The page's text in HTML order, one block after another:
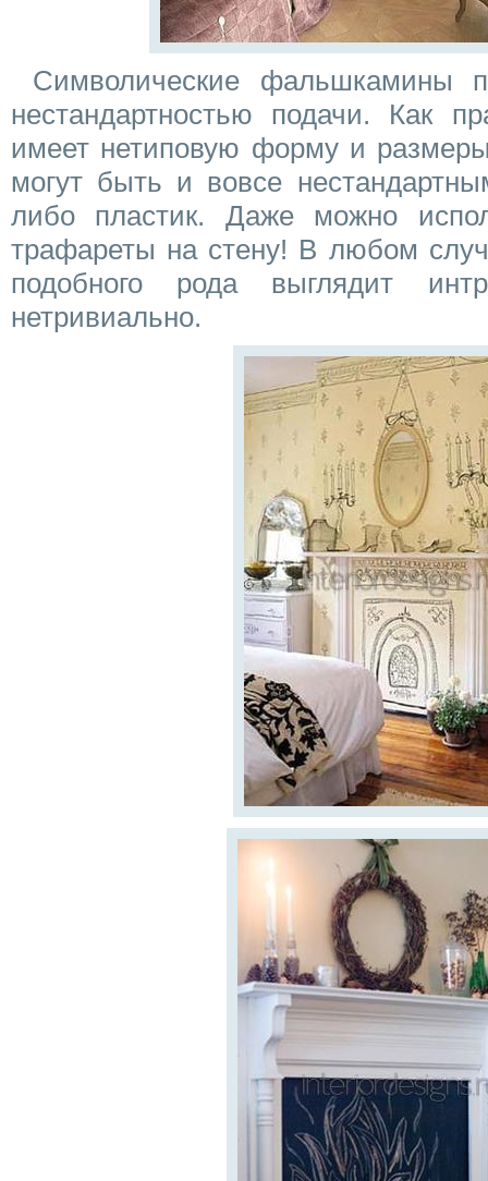
Символические фальшкамины
нестандартностью подачи. Как
имеет нетиповую форму и
могут быть и вовсе
либо пластик. Даже можно
трафареты на стену! В любом
подобного рода выглядит
нетривиально.